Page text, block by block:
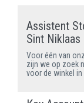
Assistent
Sint Niklaas
Voor één van
zijn we op zoek
voor de winkel in